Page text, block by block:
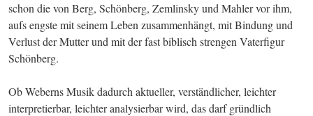
schon die von Berg, Schönberg, Zemlinsky und Mahler vor ihm,
aufs engste mit seinem Leben zusammenhängt, mit Bindung und
Verlust der Mutter und mit der fast biblisch strengen Vaterfigur
Schönberg.
Ob Weberns Musik dadurch aktueller, verständlicher, leichter
interpretierbar, leichter analysierbar wird, das darf gründlich